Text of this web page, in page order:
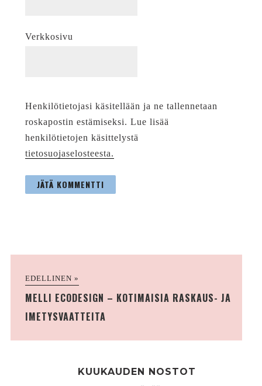
Verkkosivu
Henkilötietojasi käsitellään ja ne tallennetaan
roskapostin estämiseksi. Lue lisää
henkilötietojen käsittelystä
tietosuojaselosteesta.
EDELLINEN »
MELLI ECODESIGN – KOTIMAISIA RASKAUS- JA
IMETYSVAATTEITA
KUUKAUDEN NOSTOT